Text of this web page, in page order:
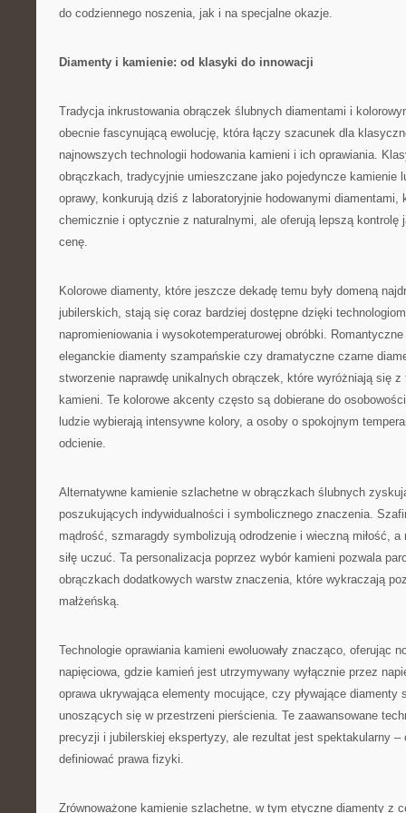
do codziennego noszenia, jak i na specjalne okazje.
Diamenty i kamienie: od klasyki do innowacji
Tradycja inkrustowania obrączek ślubnych diamentami i
obecnie fascynującą ewolucję, która łączy szacunek dla
najnowszych technologii hodowania kamieni i ich oprawiania.
obrączkach, tradycyjnie umieszczane jako pojedyncze kamienie
oprawy, konkurują dziś z laboratoryjnie hodowanymi diamentami,
chemicznie i optycznie z naturalnymi, ale oferują lepszą kontrolę
cenę.
Kolorowe diamenty, które jeszcze dekadę temu były domeną
jubilerskich, stają się coraz bardziej dostępne dzięki
napromieniowania i wysokotemperaturowej obróbki.
eleganckie diamenty szampańskie czy dramatyczne czarne
stworzenie naprawdę unikalnych obrączek, które wyróżniają się z
kamieni. Te kolorowe akcenty często są dobierane do
ludzie wybierają intensywne kolory, a osoby o spokojnym
odcienie.
Alternatywne kamienie szlachetne w obrączkach ślubnych
poszukujących indywidualności i symbolicznego znaczenia.
mądrość, szmaragdy symbolizują odrodzenie i wieczną miłość,
siłę uczuć. Ta personalizacja poprzez wybór kamieni pozwala
obrączkach dodatkowych warstw znaczenia, które wykraczają
małżeńską.
Technologie oprawiania kamieni ewoluowały znacząco, oferując
napięciowa, gdzie kamień jest utrzymywany wyłącznie przez
oprawa ukrywająca elementy mocujące, czy pływające diamenty
unoszących się w przestrzeni pierścienia. Te zaawansowane
precyzji i jubilerskiej ekspertyzy, ale rezultat jest spektakularny –
definiować prawa fizyki.
Zrównoważone kamienie szlachetne, w tym etyczne diamenty z